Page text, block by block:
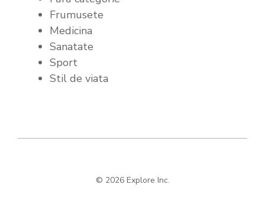
Frumusete
Medicina
Sanatate
Sport
Stil de viata
© 2026 Explore Inc.